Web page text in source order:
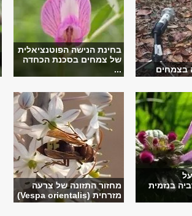
בצמחים
בחינת הנישה הפוטנציאלית
של צמחים בסכנת הכחדה
...
בנזמית
מחזור התזונה של צרעה
מזרחית (Vespa orientalis)